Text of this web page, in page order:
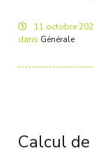
11 octobre
dans Générale
Calcul